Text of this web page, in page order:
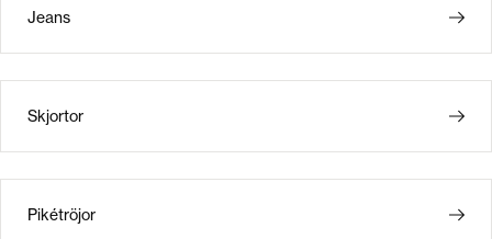
Jeans
Skjortor
Pikétröjor